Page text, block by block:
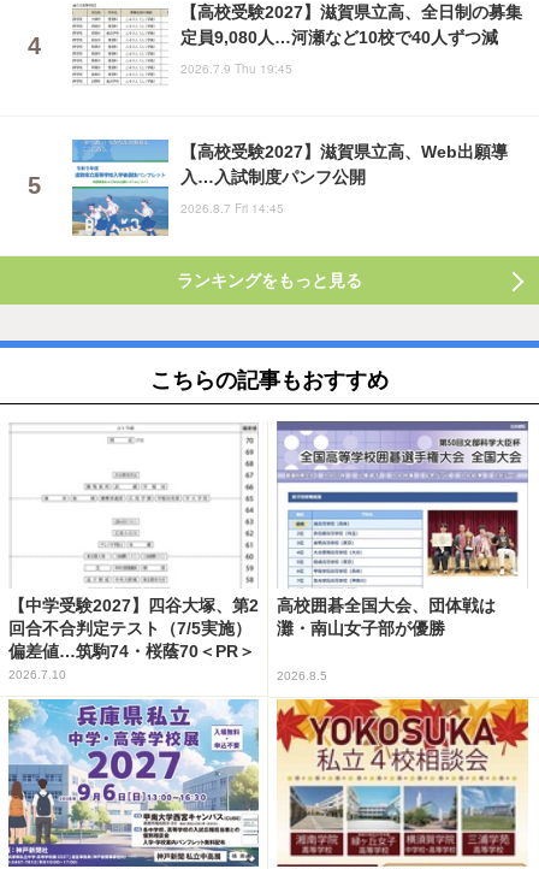
【高校受験2027】滋賀県立高、全日制の募集
定員9,080人…河瀬など10校で40人ずつ減
2026.7.9 Thu 19:45
【高校受験2027】滋賀県立高、Web出願導
入…入試制度パンフ公開
2026.8.7 Fri 14:45
ランキングをもっと見る
こちらの記事もおすすめ
【中学受験2027】四谷大塚、第2
回合不合判定テスト（7/5実施）
偏差値…筑駒74・桜蔭70＜PR＞
2026.7.10
高校囲碁全国大会、団体戦は
灘・南山女子部が優勝
2026.8.5